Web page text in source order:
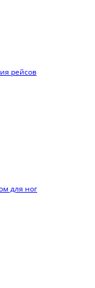
рейсов
для ног